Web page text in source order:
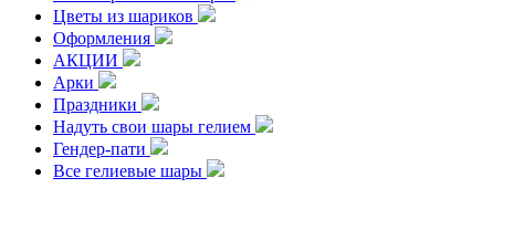
Цветы из шариков
Оформления
АКЦИИ
Арки
Праздники
Надуть свои шары гелием
Гендер-пати
Все гелиевые шары